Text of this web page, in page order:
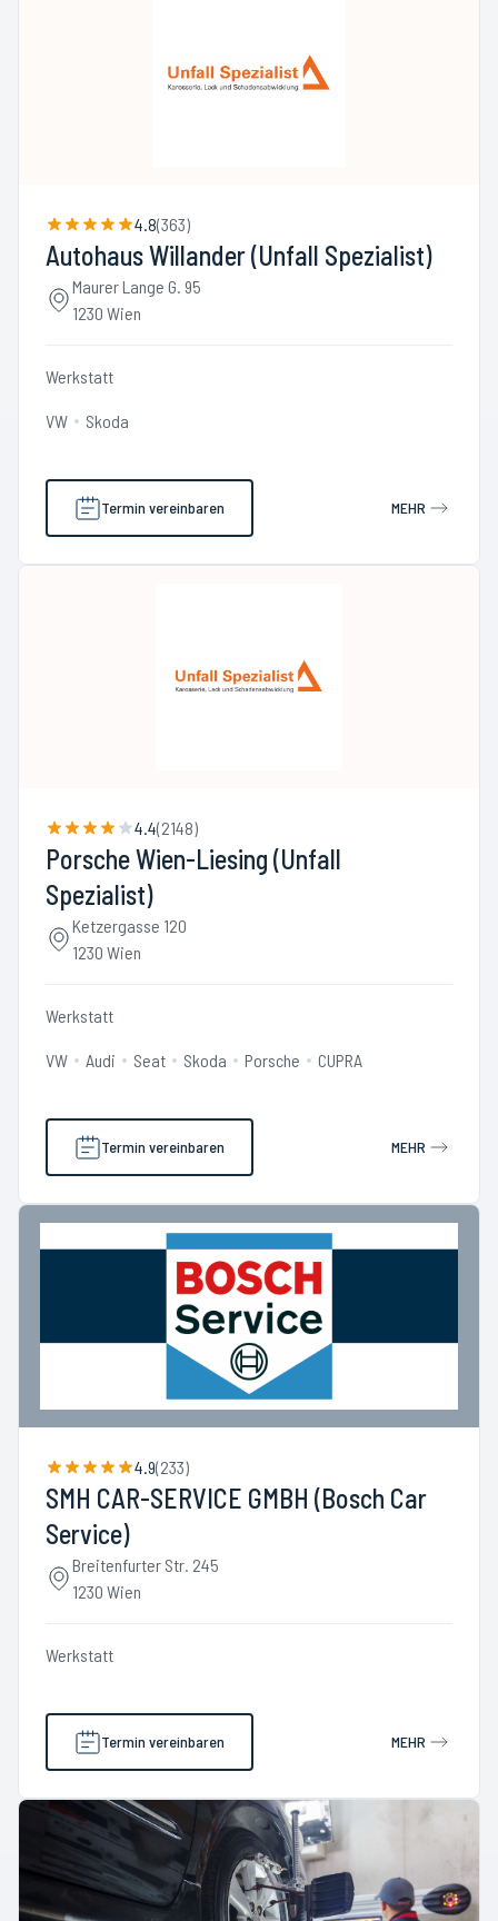
4.8(363)
Autohaus Willander (Unfall Spezialist)
Maurer Lange G. 95
1230 Wien
Werkstatt
VW Skoda
Termin vereinbaren MEHR
4.4(2148)
Porsche Wien-Liesing (Unfall
Spezialist)
Ketzergasse 120
1230 Wien
Werkstatt
VW Audi Seat Skoda Porsche CUPRA
Termin vereinbaren MEHR
4.9(233)
SMH CAR-SERVICE GMBH (Bosch Car
Service)
Breitenfurter Str. 245
1230 Wien
Werkstatt
Termin vereinbaren MEHR